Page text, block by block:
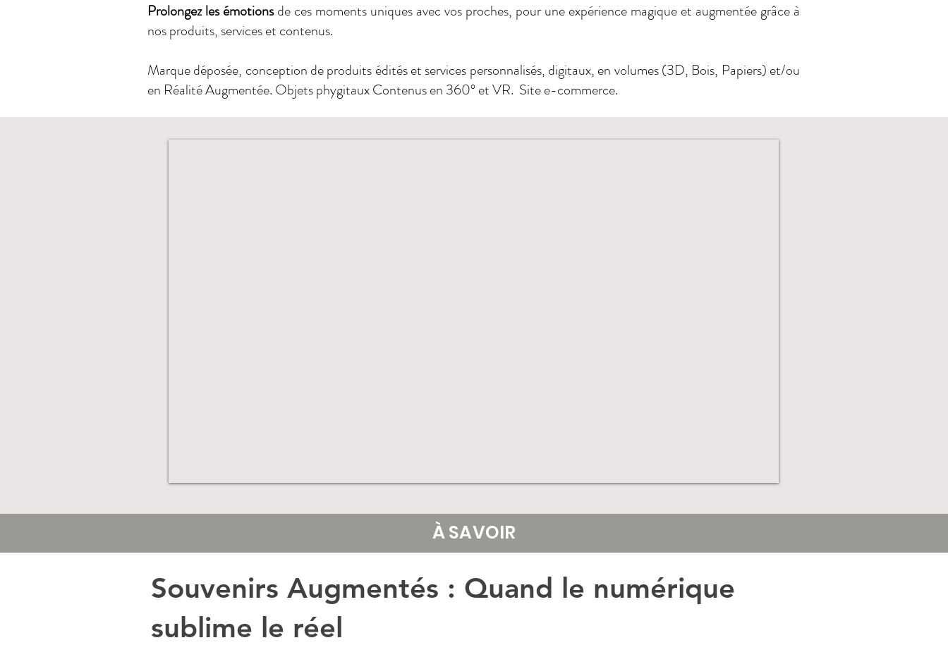
Prolongez les émotionsde ces moments uniques avec vos proches, pour une expérience magique et augmentée grâce à
nos produits, services et contenus.
Marque déposée, conception de produits édités et services personnalisés, digitaux, en volumes (3D, Bois, Papiers) et/ou
en Réalité Augmentée. Objets phygitaux Contenus en 360° et VR. Site e-commerce.
À SAVOIR
Souvenirs Augmentés : Quand le numérique
sublime le réel